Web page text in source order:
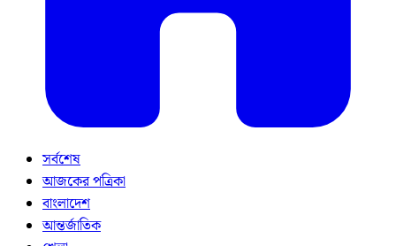
সর্বশেষ
আজকের পত্রিকা
বাংলাদেশ
আন্তর্জাতিক